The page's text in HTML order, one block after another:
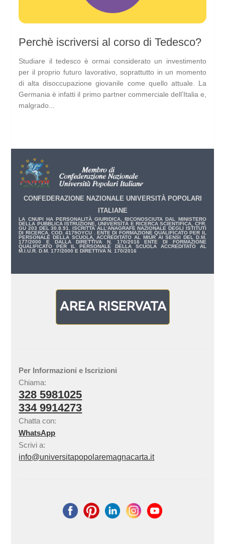
Perchè iscriversi al corso di Tedesco?
Studiare il tedesco è ormai considerato un investimento
per il proprio futuro lavorativo, soprattutto in un momento
di alta disoccupazione giovanile come quello attuale. La
Germania è infatti il primo partner commerciale dell’Italia e,
malgrado...
CONFEDERAZIONE NAZIONALE UNIVERSITÀ POPOLARI
ITALIANE
LA CNUPI HA PERSONALITÀ GIURIDICA, RICONOSCIUTA DAL MINISTERO
DELLA PUBBLICA ISTRUZIONE, UNIVERSITÀ E RICERCA SCIENTIFICA, CFR.
GU 203 DEL 30.8.91. ISCRITTA ALL’ANAGRAFE NAZIONALE DEGLI ISTITUTI
DI RICERCA, COD. 4179OYCU . ENTE DI FORMAZIONE QUALIFICATO PER IL
PERSONALE DELLA SCUOLA, ACCREDITATO AL MIUR AI SENSI DEL D.M.
177/2000 E DALLA DIRETTIVA N. 170/2016 ENTE DI FORMAZIONE
QUALIFICATO PER IL PERSONALE DELLA SCUOLA ACCREDITATO AL
M.I.U.R. D.M. 177/2000 E DIRETTIVA N. 170/2016
Per Informazioni e Iscrizioni
Chiama:
328 5981025
334 9914273
Chatta con:
WhatsApp
Scrivi a:
info@universitapopolaremagnacarta.it